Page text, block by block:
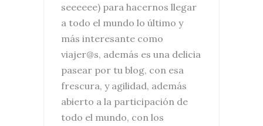
seeeeee) para hacernos llegar
a todo el mundo lo último y
más interesante como
viajer@s, además es una delicia
pasear por tu blog, con esa
frescura, y agilidad, además
abierto a la participación de
todo el mundo, con los